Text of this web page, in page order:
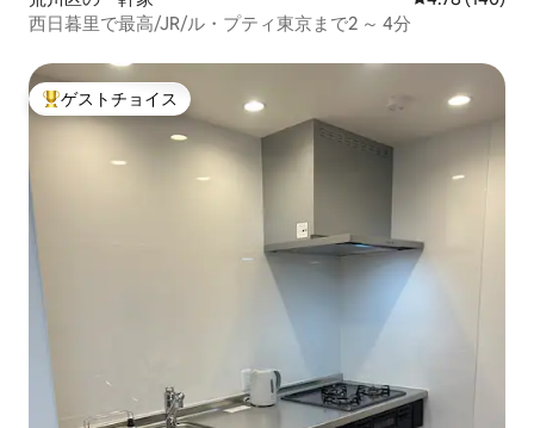
西日暮里で最高/JR/ル・プティ東京まで2 ～ 4分
大好評のゲストチョイスです。
ゲストチョイス